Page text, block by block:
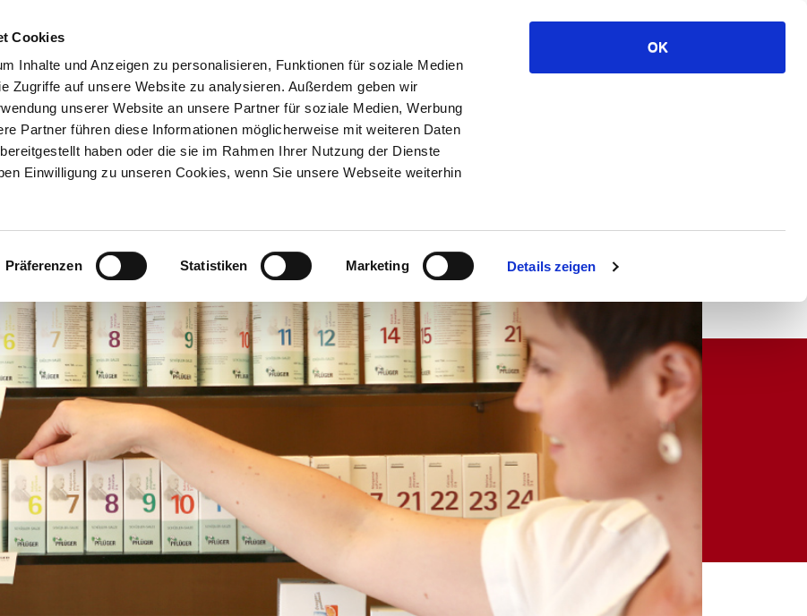
Cookies
Inhalte und Anzeigen zu personalisieren, Funktionen für soziale Medien
Zugriffe auf unsere Website zu analysieren. Außerdem geben wir
unserer Website an unsere Partner für soziale Medien, Werbung
Partner führen diese Informationen möglicherweise mit weiteren Daten
haben oder die sie im Rahmen Ihrer Nutzung der Dienste
Einwilligung zu unseren Cookies, wenn Sie unsere Webseite weiterhin
Präferenzen Statistiken Marketing Details zeigen
OK
Rufen Sie uns einfach an!
Telefon 09941 - 9429 0
Chinesische Medizin
(TCM)
TCM-Bestellungen
TCM Infos für
Patienten
TCM Infos für
Verordner
TCM Bestandteile
TCM-Forum
Weidinger Mischungen
TCM - Wellness-Tee
TCM Bücher
Apothekenkosmetik
Kosmetik-
Behandlungen
Marken
LaRoche-Posay
Eucerin
Aromatherapie
eRezept